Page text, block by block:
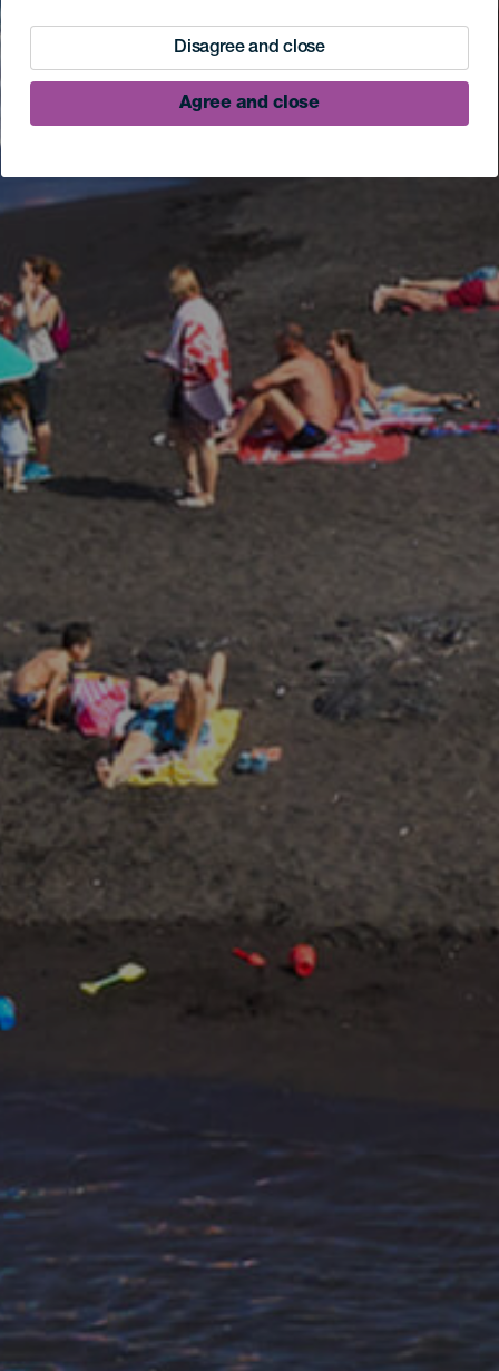
Disagree and close
Agree and close